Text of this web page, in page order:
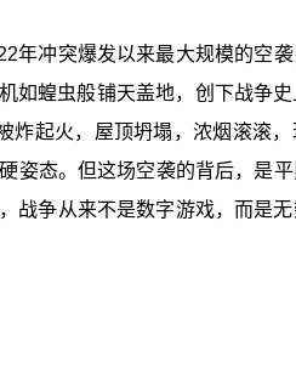
年冲突爆发以来最大规模的空
如蝗虫般铺天盖地，创下战争
起火，屋顶坍塌，浓烟滚滚，
姿态。但这场空袭的背后，是
战争从来不是数字游戏，而是